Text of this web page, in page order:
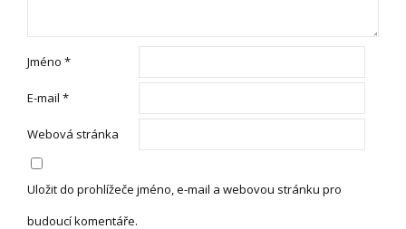
Jméno *
E-mail *
Webová stránka
Uložit do prohlížeče jméno, e-mail a webovou stránku pro
budoucí komentáře.